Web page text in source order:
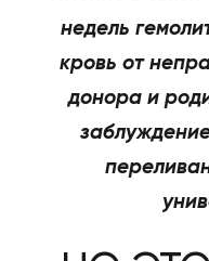
недель
кровь от
донора и